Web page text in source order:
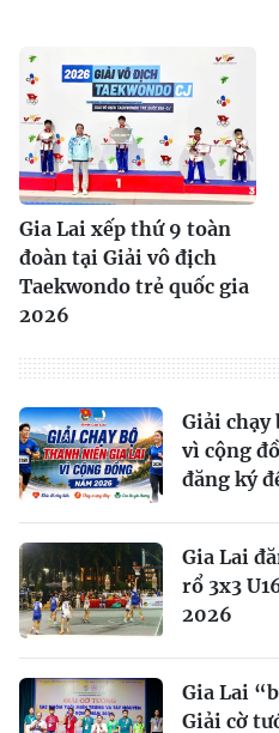
Gia Lai xếp thứ 9 toàn
đoàn tại Giải vô địch
Taekwondo trẻ quốc gia
2026
Giải chạy
vì cộng
đăng ký
Gia Lai
rổ 3x3
2026
Gia Lai
Giải cờ